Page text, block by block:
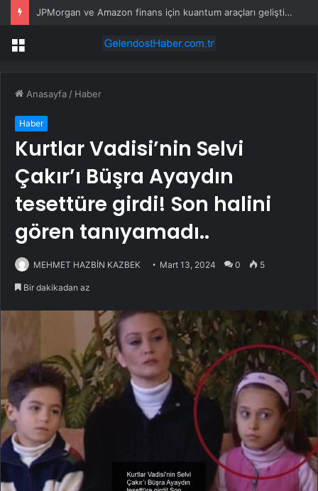
JPMorgan ve Amazon finans için kuantum araçları geliştirdi
Menü
Anasayfa / Haber
Haber
Kurtlar Vadisi’nin Selvi
Çakır’ı Büşra Ayaydın
tesettüre girdi! Son halini
gören tanıyamadı..
MEHMET HAZBİN KAZBEK Mart 13, 2024 0 5
Bir dakikadan az